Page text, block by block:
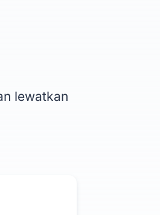
lewatkan